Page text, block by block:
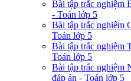
Bài tập trắc nghiệm
- Toán lớp 5
Bài tập trắc nghiệm
Toán lớp 5
Bài tập trắc nghiệm
Toán lớp 5
Bài tập trắc nghiệm
đáp án - Toán lớp 5